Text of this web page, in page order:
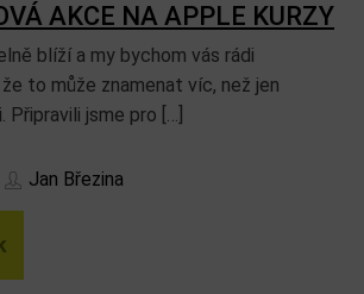
AKCE NA APPLE KURZY
blíží a my bychom vás rádi
to může znamenat víc, než jen
Připravili jsme pro […]
Jan Březina